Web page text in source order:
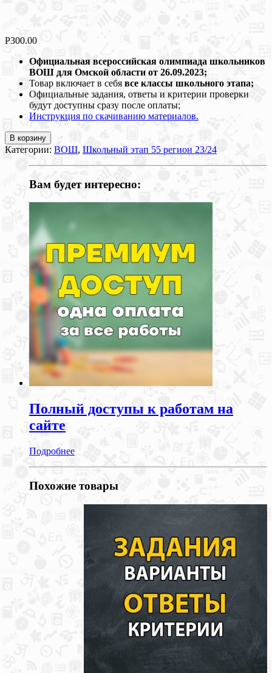
Р300.00
Официальная всероссийская олимпиада школьников
ВОШ для Омской области от 26.09.2023;
Товар включает в себя все классы школьного этапа;
Официальные задания, ответы и критерии проверки
будут доступны сразу после оплаты;
Инструкция по скачиванию материалов.
В корзину
Категории: ВОШ, Школьный этап 55 регион 23/24
Вам будет интересно:
Полный доступы к работам на
сайте
Подробнее
Похожие товары